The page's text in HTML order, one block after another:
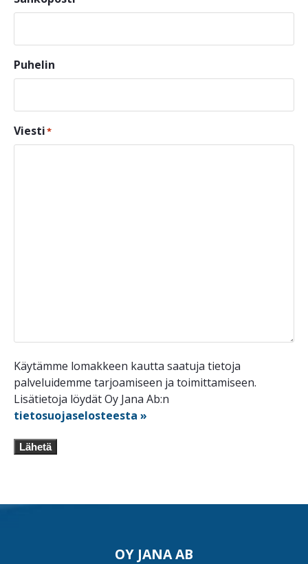
Puhelin
Viesti*
Käytämme lomakkeen kautta saatuja tietoja
palveluidemme tarjoamiseen ja toimittamiseen.
Lisätietoja löydät Oy Jana Ab:n
tietosuojaselosteesta »
Lähetä
OY JANA AB